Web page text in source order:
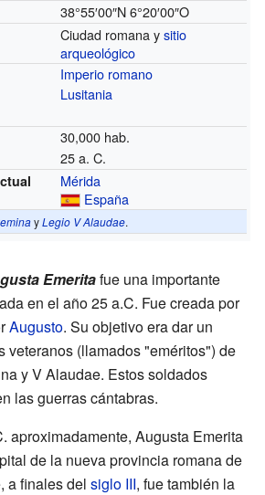
38°55′00″N 6°20′00″O
Ciudad romana ysitio
arqueológico
Imperio romano
Lusitania
30,000 hab.
25 a. C.
Mérida
España
yLegio V Alaudae.
Emeritafue una importante
en el año 25 a.C. Fue creada por
Augusto. Su objetivo era dar un
veteranos (llamados "eméritos") de
y V Alaudae. Estos soldados
las guerras cántabras.
aproximadamente, Augusta Emerita
de la nueva provincia romana de
a finales del siglo III, fue también la